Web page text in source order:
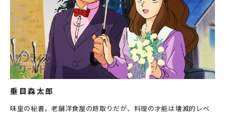
垂目森太郎
味皇の秘書。老舗洋食屋の跡取りだが、料理の才能は壊滅的レベ